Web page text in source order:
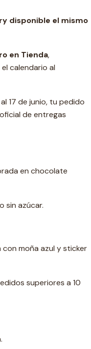
disponible el mismo
en Tienda,
calendario al
17 de junio, tu pedido
de entregas
en chocolate
sin azúcar.
moña azul y sticker
superiores a 10